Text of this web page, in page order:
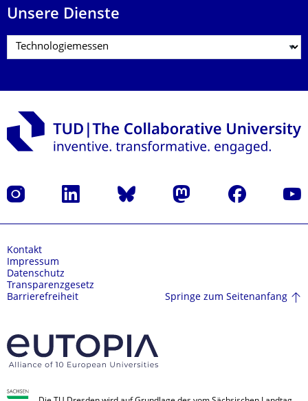
Unsere Dienste
Instagram LinkedIn Bluesky Mastodon Facebook
Kontakt
Impressum
Datenschutz
Transparenzgesetz
Barrierefreiheit
Springe zum Seitenanfang